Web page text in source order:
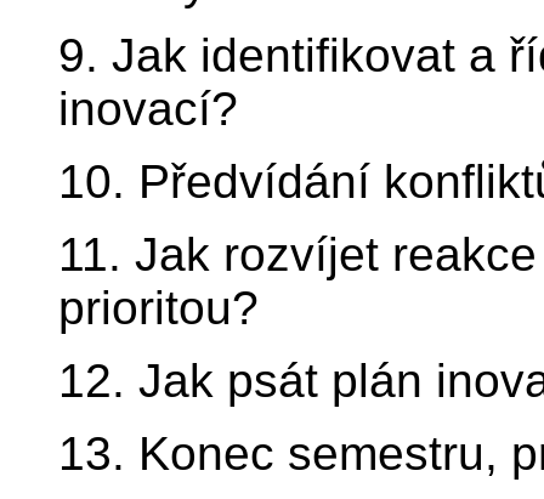
9. Jak identifikovat a
inovací?
10. Předvídání
11. Jak rozvíjet
prioritou?
12. Jak psát plán
13. Konec semestru,